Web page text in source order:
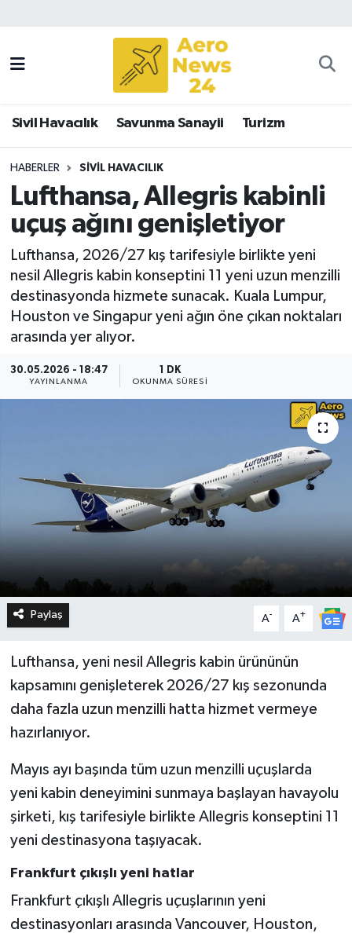
Sivil Havacılık Savunma Sanayii Turizm
HABERLER SIVIL HAVACILIK
Lufthansa, Allegris kabinli
uçuş ağını genişletiyor
Lufthansa, 2026/27 kış tarifesiyle birlikte yeni
nesil Allegris kabin konseptini 11 yeni uzun menzilli
destinasyonda hizmete sunacak. Kuala Lumpur,
Houston ve Singapur yeni ağın öne çıkan noktaları
arasında yer alıyor.
30.05.2026 - 18:47
YAYINLANMA
1 DK
OKUNMA SÜRESI
Paylaş A- A+
Lufthansa, yeni nesil Allegris kabin ürününün
kapsamını genişleterek 2026/27 kış sezonunda
daha fazla uzun menzilli hatta hizmet vermeye
hazırlanıyor.
Mayıs ayı başında tüm uzun menzilli uçuşlarda
yeni kabin deneyimini sunmaya başlayan havayolu
şirketi, kış tarifesiyle birlikte Allegris konseptini 11
yeni destinasyona taşıyacak.
Frankfurt çıkışlı yeni hatlar
Frankfurt çıkışlı Allegris uçuşlarının yeni
destinasyonları arasında Vancouver, Houston,